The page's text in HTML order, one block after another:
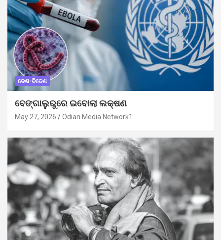
ଦେଶ-ବିଦେଶ
ବେଙ୍ଗାଲୁରୁରେ ଇବୋଲା ଲକ୍ଷଣ
May 27, 2026 Odian Media Network1